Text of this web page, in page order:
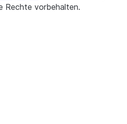
Rechte vorbehalten.